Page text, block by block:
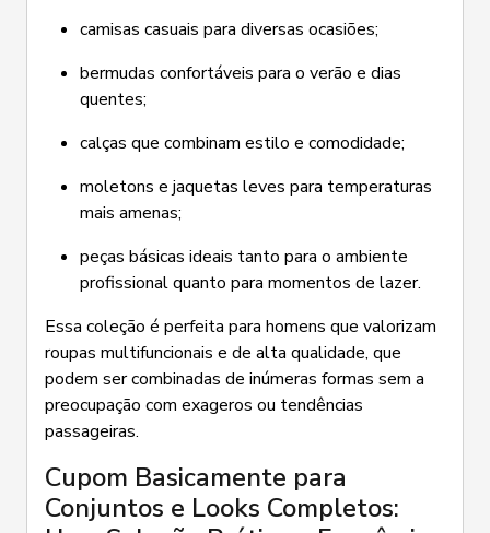
camisas casuais para diversas ocasiões;
bermudas confortáveis para o verão e dias
quentes;
calças que combinam estilo e comodidade;
moletons e jaquetas leves para temperaturas
mais amenas;
peças básicas ideais tanto para o ambiente
profissional quanto para momentos de lazer.
Essa coleção é perfeita para homens que valorizam
roupas multifuncionais e de alta qualidade, que
podem ser combinadas de inúmeras formas sem a
preocupação com exageros ou tendências
passageiras.
Cupom Basicamente para
Conjuntos e Looks Completos: